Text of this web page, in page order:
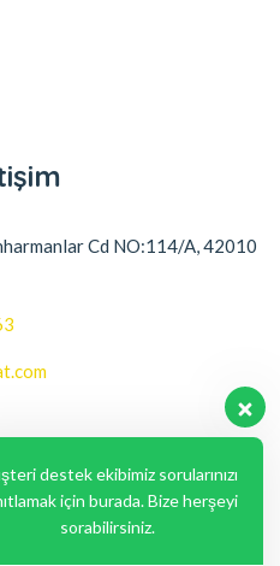
Cd NO:114/A, 42010
Seçenekleri
destek ekibimiz sorularınızı
için burada. Bize herşeyi
sorabilirsiniz.